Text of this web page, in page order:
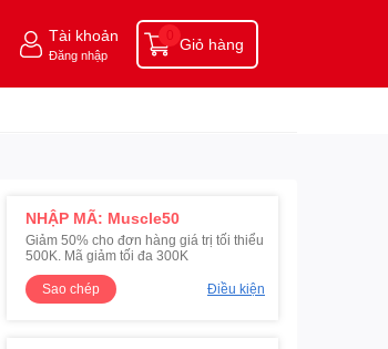
Tài khoản
Đăng nhập
Giỏ hàng
0
NHẬP MÃ: Muscle50
Giảm 50% cho đơn hàng giá trị tối thiểu
500K. Mã giảm tối đa 300K
Sao chép
Điều kiện